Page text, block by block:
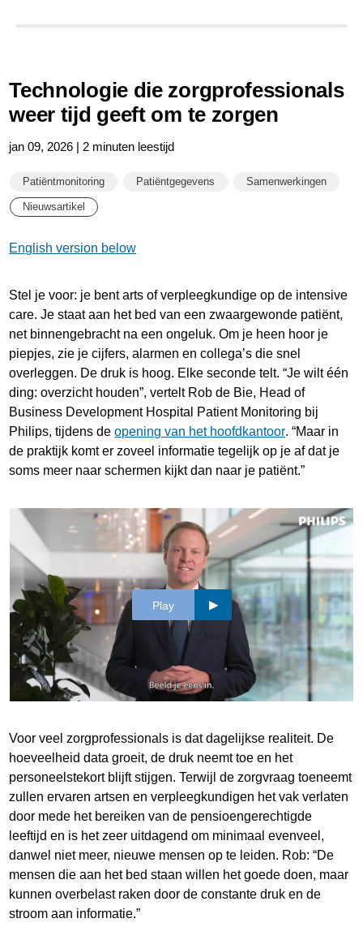
Technologie die zorgprofessionals
weer tijd geeft om te zorgen
jan 09, 2026 | 2 minuten leestijd
Patiëntmonitoring Patiëntgegevens Samenwerkingen
Nieuwsartikel
English version below
Stel je voor: je bent arts of verpleegkundige op de intensive
care. Je staat aan het bed van een zwaargewonde patiënt,
net binnengebracht na een ongeluk. Om je heen hoor je
piepjes, zie je cijfers, alarmen en collega’s die snel
overleggen. De druk is hoog. Elke seconde telt. “Je wilt één
ding: overzicht houden”, vertelt Rob de Bie, Head of
Business Development Hospital Patient Monitoring bij
Philips, tijdens deopening van het hoofdkantoor. “Maar in
de praktijk komt er zoveel informatie tegelijk op je af dat je
soms meer naar schermen kijkt dan naar je patiënt.”
Play
Voor veel zorgprofessionals is dat dagelijkse realiteit. De
hoeveelheid data groeit, de druk neemt toe en het
personeelstekort blijft stijgen. Terwijl de zorgvraag toeneemt
zullen ervaren artsen en verpleegkundigen het vak verlaten
door mede het bereiken van de pensioengerechtigde
leeftijd en is het zeer uitdagend om minimaal evenveel,
danwel niet meer, nieuwe mensen op te leiden. Rob: “De
mensen die aan het bed staan willen het goede doen, maar
kunnen overbelast raken door de constante druk en de
stroom aan informatie.”